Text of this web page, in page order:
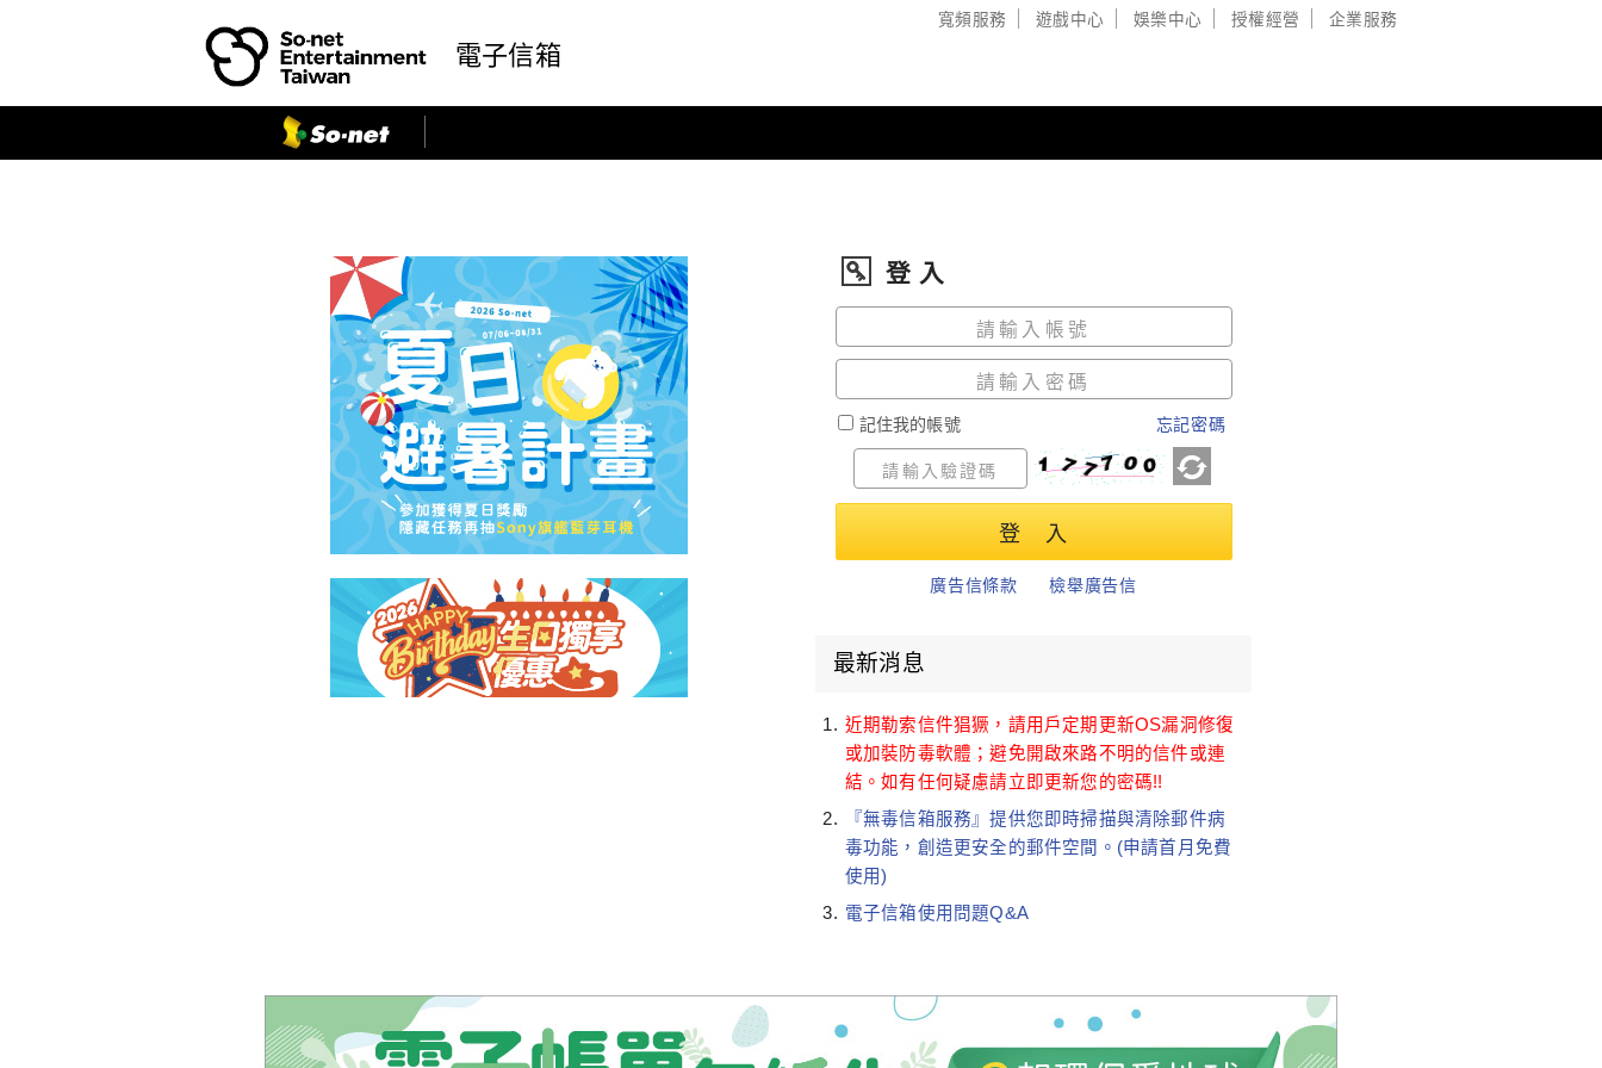
寬頻服務 遊戲中心 娛樂中心 授權經營 企業服務
前往So-net首頁電子信箱
So-net寬頻首頁
登 入
記住我的帳號 忘記密碼
廣告信條款 檢舉廣告信
最新消息
近期勒索信件猖獗，請用戶定期更新OS漏洞修復
或加裝防毒軟體；避免開啟來路不明的信件或連
結。如有任何疑慮請立即更新您的密碼!!
『無毒信箱服務』提供您即時掃描與清除郵件病
毒功能，創造更安全的郵件空間。(申請首月免費
使用)
電子信箱使用問題Q&A